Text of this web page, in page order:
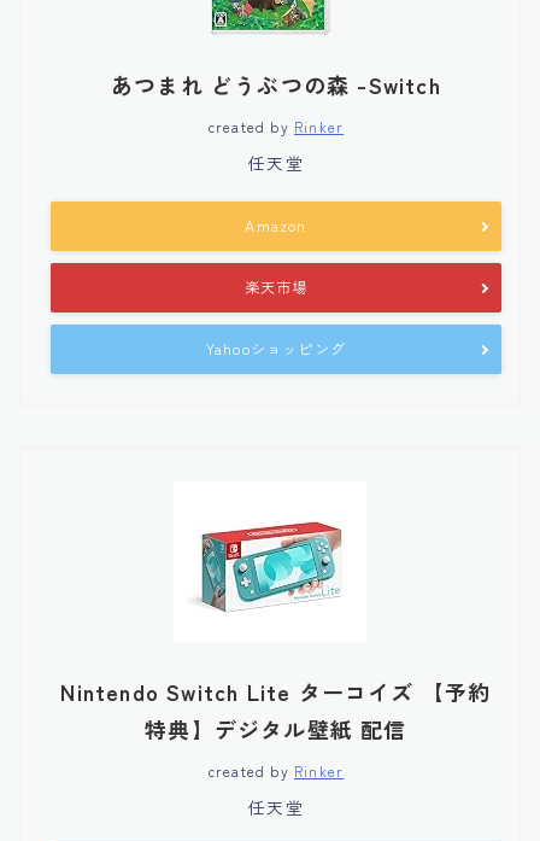
あつまれ どうぶつの森 -Switch
created by Rinker
任天堂
Amazon
楽天市場
Yahooショッピング
Nintendo Switch Lite ターコイズ 【予約
特典】デジタル壁紙 配信
created by Rinker
任天堂